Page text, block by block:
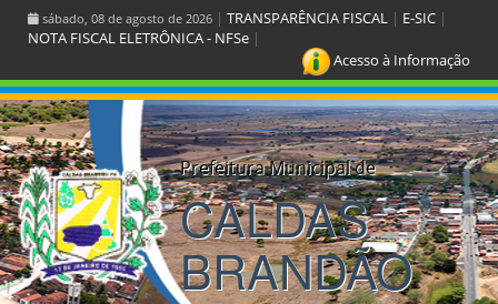
sábado, 08 de agosto de 2026 | TRANSPARÊNCIA FISCAL | E-SIC |
NOTA FISCAL ELETRÔNICA - NFSe |
Acesso à Informação
Prefeitura Municipal de
CALDAS
BRANDÃO